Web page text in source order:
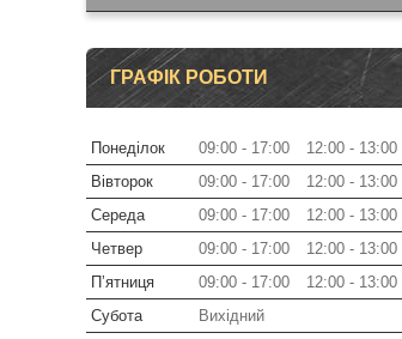
ГРАФІК РОБОТИ
Понеділок 09:00 17:00 12:00
13:00
Вівторок
09:00 17:00 12:00
13:00
Середа
09:00 17:00 12:00
13:00
Четвер
09:00 17:00 12:00
13:00
Пʼятниця
09:00 17:00 12:00
13:00
Субота
Вихідний